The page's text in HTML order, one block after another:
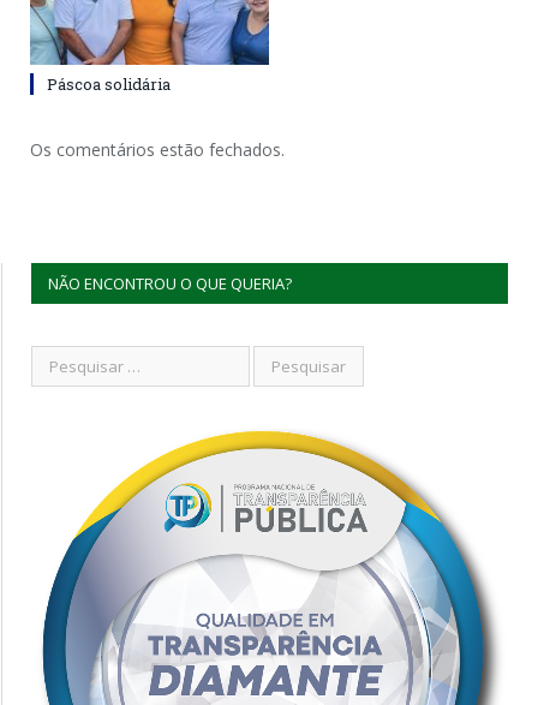
Páscoa solidária
Os comentários estão fechados.
NÃO ENCONTROU O QUE QUERIA?